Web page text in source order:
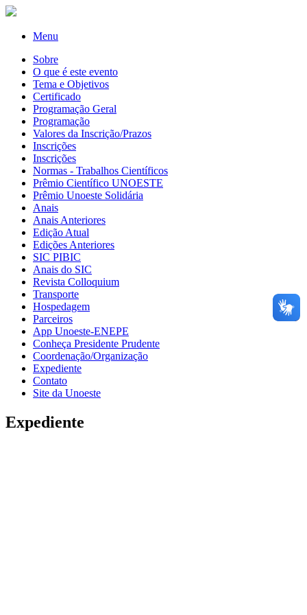
Menu
Sobre
O que é este evento
Tema e Objetivos
Certificado
Programação Geral
Programação
Valores da Inscrição/Prazos
Inscrições
Inscrições
Normas - Trabalhos Científicos
Prêmio Científico UNOESTE
Prêmio Unoeste Solidária
Anais
Anais Anteriores
Edição Atual
Edições Anteriores
SIC PIBIC
Anais do SIC
Revista Colloquium
Transporte
Hospedagem
Parceiros
App Unoeste-ENEPE
Conheça Presidente Prudente
Coordenação/Organização
Expediente
Contato
Site da Unoeste
Expediente